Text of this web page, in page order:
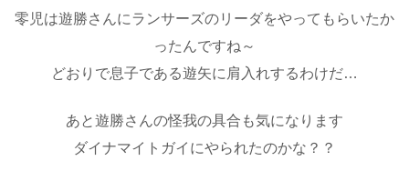
零児は遊勝さんにランサーズのリーダをやってもらいたか
ったんですね～
どおりで息子である遊矢に肩入れするわけだ…
あと遊勝さんの怪我の具合も気になります
ダイナマイトガイにやられたのかな？？